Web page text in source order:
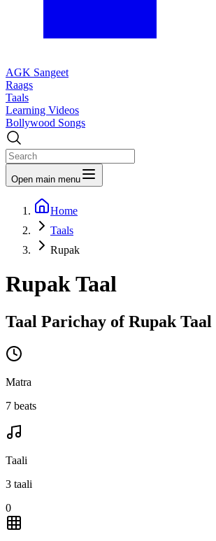
AGK Sangeet
Raags
Taals
Learning Videos
Bollywood Songs
Open main menu
Home
Taals
Rupak
RupakTaal
Taal Parichay ofRupak Taal
Matra
7 beats
Taali
3 taali
0